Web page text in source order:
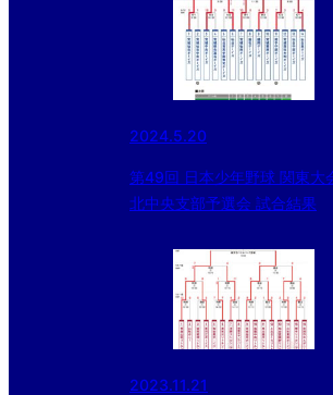
2024.5.20
第49回 日本少年野球 関東大
北中央支部予選会 試合結果
2023.11.21